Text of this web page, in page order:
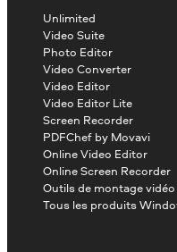
Unlimited
Video Suite
Photo Editor
Video Converter
Video Editor
Video Editor Lite
Screen Recorder
PDFChef by Movavi
Online Video Editor
Online Screen Recorder
Outils de montage
Tous les produits